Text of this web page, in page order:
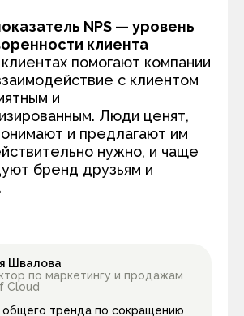
NPS — уровень
клиента
помогают компании
с клиентом
и
Люди ценят,
и предлагают им
нужно, и чаще
бренд друзьям и
Швалова
по маркетингу и продажам
Cloud
общего тренда по сокращению